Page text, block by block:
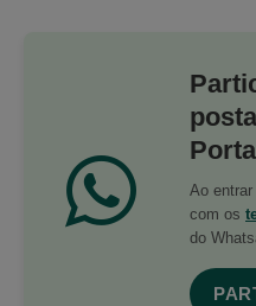
Ao
com os
do